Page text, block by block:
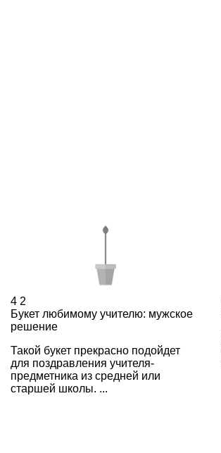
4 2
Букет любимому учителю: мужское
решение
Такой букет прекрасно подойдет
для поздравления учителя-
предметника из средней или
старшей школы. ...